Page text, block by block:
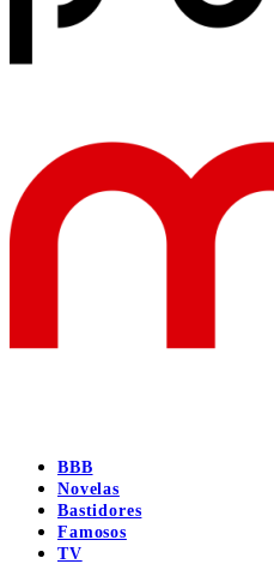
BBB
Novelas
Bastidores
Famosos
TV